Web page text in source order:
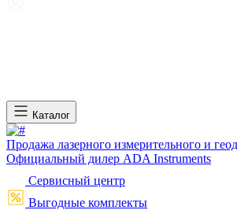
Каталог
Продажа лазерного измерительного и
Официальный дилер ADA Instruments
Сервисный центр
Выгодные комплекты